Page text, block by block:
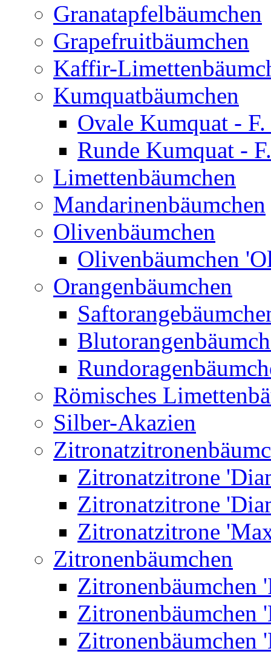
Granatapfelbäumchen
Grapefruitbäumchen
Kaffir-
Kumquatbäumchen
Ovale Kumquat -
Runde Kumquat -
Limettenbäumchen
Mandarinenbäumchen
Olivenbäumchen
Olivenbäumchen
Orangenbäumchen
Römisches
Silber-Akazien
Zitronatzitrone
Zitronatzitrone
Zitronatzitrone
Zitronenbäumchen
Zitronenbäumchen
Zitronenbäumchen
Zitronenbäumchen